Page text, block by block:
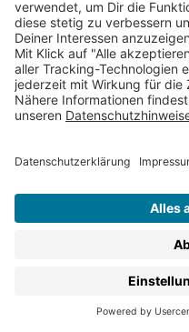
Thienemann•